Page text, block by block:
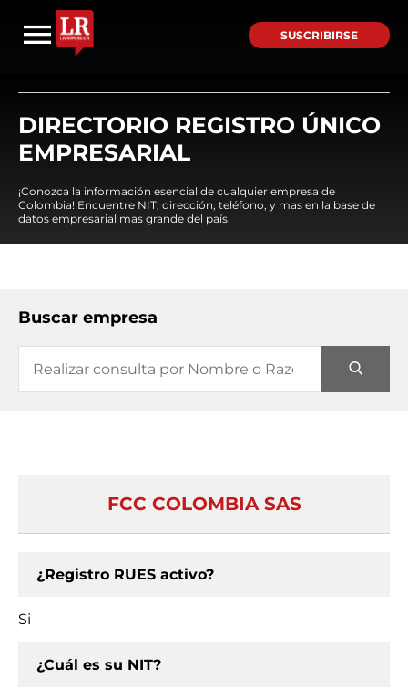
SUSCRIBIRSE
DIRECTORIO REGISTRO ÚNICO
EMPRESARIAL
¡Conozca la información esencial de cualquier empresa de
Colombia! Encuentre NIT, dirección, teléfono, y mas en la base de
datos empresarial mas grande del país.
Buscar empresa
FCC COLOMBIA SAS
¿Registro RUES activo?
Si
¿Cuál es su NIT?